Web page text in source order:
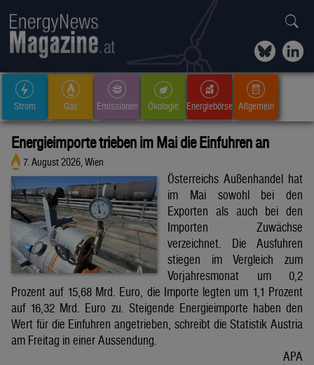
Strom Gas Emissionen Ökologie Energiebörse Allgemein
Energieimporte trieben im Mai die Einfuhren an
7. August 2026, Wien
Österreichs Außenhandel hat
im Mai sowohl bei den
Exporten als auch bei den
Importen Zuwächse
verzeichnet. Die Ausfuhren
stiegen im Vergleich zum
Vorjahresmonat um 0,2
Prozent auf 15,68 Mrd. Euro, die Importe legten um 1,1 Prozent
auf 16,32 Mrd. Euro zu. Steigende Energieimporte haben den
Wert für die Einfuhren angetrieben, schreibt die Statistik Austria
am Freitag in einer Aussendung.
APA